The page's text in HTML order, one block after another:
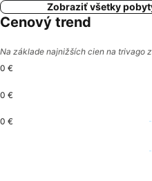
Zobraziť všetky
Cenový trend
Na základe najnižších cien na trivago
0 €
0 €
0 €